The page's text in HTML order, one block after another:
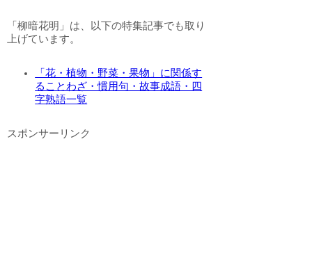
「柳暗花明」は、以下の特集記事でも取り
上げています。
「花・植物・野菜・果物」に関係す
ることわざ・慣用句・故事成語・四
字熟語一覧
スポンサーリンク